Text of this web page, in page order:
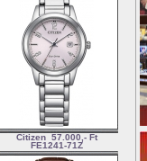
Citizen 57.000,- Ft
FE1241-71Z